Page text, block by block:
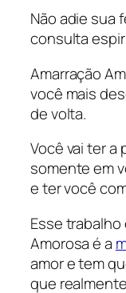
Não adie sua
consulta
Amarração
você mais
de volta.
Você vai ter
somente em
e ter você
Esse
Amorosa é a
amor e tem
que